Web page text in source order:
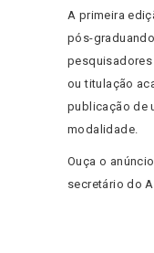
A primeira
pós-
pesquisadores
ou titulação
publicação de
modalidade.
Ouça o
secretário do